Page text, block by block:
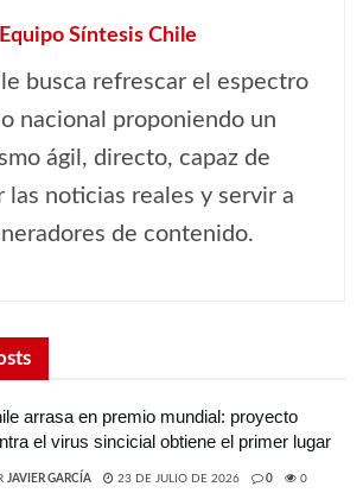
Equipo Síntesis Chile
busca refrescar el espectro
nacional proponiendo un
ágil, directo, capaz de
las noticias reales y servir a
de contenido.
arrasa en premio mundial: proyecto
el virus sincicial obtiene el primer lugar
JAVIER GARCÍA 23 DE JULIO DE 2026 0 0